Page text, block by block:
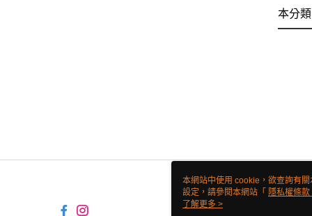
本分
本網站中使用 cookie，欲查詢有
設定，請參閱本網站「 隱私權條款
使用 cookie。
了解更多 >